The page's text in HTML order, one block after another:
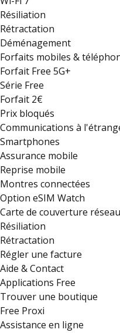
Résiliation
Rétractation
Déménagement
Forfaits mobiles &
Forfait Free 5G+
Série Free
Forfait 2€
Prix bloqués
Communications à
Smartphones
Assurance mobile
Reprise mobile
Montres connectées
Option eSIM Watch
Carte de couverture
Résiliation
Rétractation
Régler une facture
Aide & Contact
Applications Free
Trouver une boutique
Free Proxi
Assistance en ligne